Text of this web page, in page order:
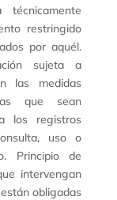
restringido
por aquél.
sujeta a
las medidas
que sean
los registros
uso o
Principio de
intervengan
obligadas